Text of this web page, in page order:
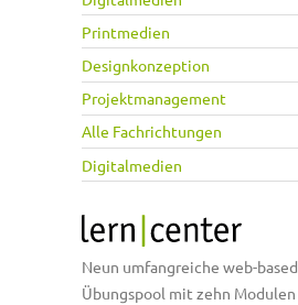
Printmedien
Designkonzeption
Projektmanagement
Alle Fachrichtungen
Digitalmedien
Neun umfangreiche web-
Übungspool mit zehn Modulen